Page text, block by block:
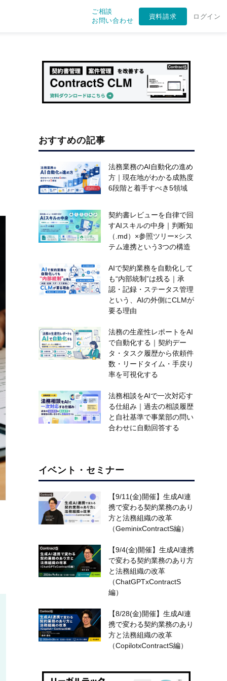
ご相談
お問い合わせ
資料請求 ログイン
おすすめの記事
法務業務のAI自動化の進め
方｜現在地がわかる成熟度
6段階と着手すべき5領域
契約書レビューを自律で回
すAIスキルの中身｜判断知
（.md）×参照ツリー×シス
テム連携という3つの構造
AIで契約業務を自動化して
も“内部統制”は残る｜承
認・記録・ステータス管理
という、AIの外側にCLMが
要る理由
法務の生産性レポートをAI
で自動化する｜契約デー
タ・タスク履歴から依頼件
数・リードタイム・手戻り
率を可視化する
法務相談をAIで一次対応す
る仕組み｜過去の相談履歴
と自社基準で事業部の問い
合わせに自動回答する
イベント・セミナー
【9/11(金)開催】生成AI連
携で変わる契約業務のあり
方と法務組織の改革
（GeminixContractS編）
【9/4(金)開催】生成AI連携
で変わる契約業務のあり方
と法務組織の改革
（ChatGPTxContractS
編）
【8/28(金)開催】生成AI連
携で変わる契約業務のあり
方と法務組織の改革
（CopilotxContractS編）